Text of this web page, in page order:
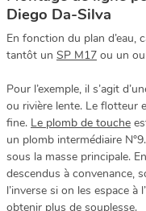
Diego Da-Silva
En fonction du plan d’eau,
tantôt un SP M17 ou un
Pour l’exemple, il s’agit
ou rivière lente. Le flotteur
fine. Le plomb de touche
un plomb intermédiaire
sous la masse principale.
descendus à convenance,
l’inverse si on les espace
obtenir plus de souplesse.